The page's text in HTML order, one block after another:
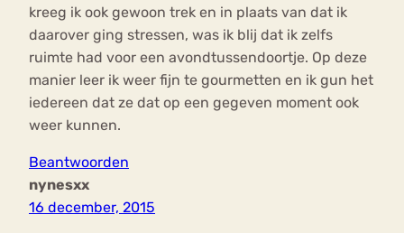
kreeg ik ook gewoon trek en in plaats van dat ik
daarover ging stressen, was ik blij dat ik zelfs
ruimte had voor een avondtussendoortje. Op deze
manier leer ik weer fijn te gourmetten en ik gun het
iedereen dat ze dat op een gegeven moment ook
weer kunnen.
Beantwoorden
nynesxx
16 december, 2015